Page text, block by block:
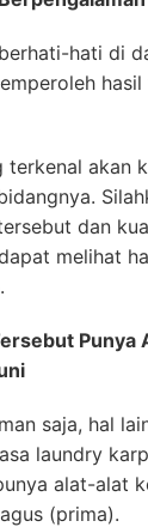
hati di
terkenal akan
dan
melihat
Punya
saja, hal
laundry
alat-alat
(prima).